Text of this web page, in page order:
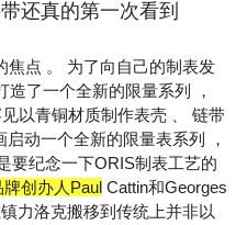
还真的第一次看到
焦点 。 为了向自己的制表发
了一个全新的限量系列 ，
以青铜材质制作表壳 、 链带
动一个全新的限量表系列 ，
要纪念一下ORIS制表工艺的
牌创办人Paul Cattin和Georges
力洛克搬移到传统上并非以